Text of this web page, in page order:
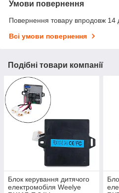
Умови повернення
Повернення товару впродовж 14
Всі умови повернення
Подібні товари компанії
Блок керування дитячого
електромобіля Weelye